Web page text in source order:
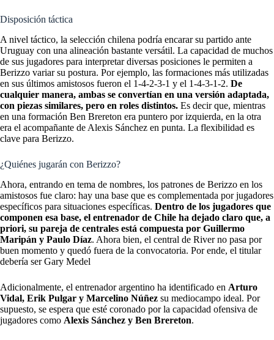
Disposición táctica
A nivel táctico, la selección chilena podría encarar su partido ante
Uruguay con una alineación bastante versátil. La capacidad de muchos
de sus jugadores para interpretar diversas posiciones le permiten a
Berizzo variar su postura. Por ejemplo, las formaciones más utilizadas
en sus últimos amistosos fueron el 1-4-2-3-1 y el 1-4-3-1-2. De
cualquier manera, ambas se convertían en una versión adaptada,
con piezas similares, pero en roles distintos. Es decir que, mientras
en una formación Ben Brereton era puntero por izquierda, en la otra
era el acompañante de Alexis Sánchez en punta. La flexibilidad es
clave para Berizzo.
¿Quiénes jugarán con Berizzo?
Ahora, entrando en tema de nombres, los patrones de Berizzo en los
amistosos fue claro: hay una base que es complementada por jugadores
específicos para situaciones específicas. Dentro de los jugadores que
componen esa base, el entrenador de Chile ha dejado claro que, a
priori, su pareja de centrales está compuesta por Guillermo
Maripán y Paulo Díaz. Ahora bien, el central de River no pasa por
buen momento y quedó fuera de la convocatoria. Por ende, el titular
debería ser Gary Medel
Adicionalmente, el entrenador argentino ha identificado en Arturo
Vidal, Erik Pulgar y Marcelino Núñez su mediocampo ideal. Por
supuesto, se espera que esté coronado por la capacidad ofensiva de
jugadores como Alexis Sánchez y Ben Brereton.